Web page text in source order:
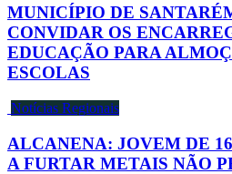
MUNICÍPIO DE
CONVIDAR OS
EDUCAÇÃO PARA
ESCOLAS
Notícias Regionais
ALCANENA: JOVEM DE
A FURTAR METAIS NÃO